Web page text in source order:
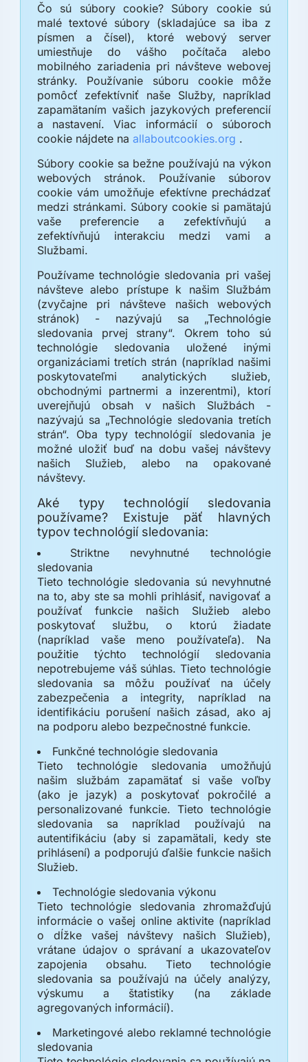
Čo sú súbory cookie? Súbory cookie sú
malé textové súbory (skladajúce sa iba z
písmen a čísel), ktoré webový server
umiestňuje do vášho počítača alebo
mobilného zariadenia pri návšteve webovej
stránky. Používanie súboru cookie môže
pomôcť zefektívniť naše Služby, napríklad
zapamätaním vašich jazykových preferencií
a nastavení. Viac informácií o súboroch
cookie nájdete na allaboutcookies.org .
Súbory cookie sa bežne používajú na výkon
webových stránok. Používanie súborov
cookie vám umožňuje efektívne prechádzať
medzi stránkami. Súbory cookie si pamätajú
vaše preferencie a zefektívňujú a
zefektívňujú interakciu medzi vami a
Službami.
Používame technológie sledovania pri vašej
návšteve alebo prístupe k našim Službám
(zvyčajne pri návšteve našich webových
stránok) - nazývajú sa „Technológie
sledovania prvej strany“. Okrem toho sú
technológie sledovania uložené inými
organizáciami tretích strán (napríklad našimi
poskytovateľmi analytických služieb,
obchodnými partnermi a inzerentmi), ktorí
uverejňujú obsah v našich Službách -
nazývajú sa „Technológie sledovania tretích
strán“. Oba typy technológií sledovania je
možné uložiť buď na dobu vašej návštevy
našich Služieb, alebo na opakované
návštevy.
Aké typy technológií sledovania
používame? Existuje päť hlavných
typov technológií sledovania:
Striktne nevyhnutné technológie
sledovania
Tieto technológie sledovania sú nevyhnutné
na to, aby ste sa mohli prihlásiť, navigovať a
používať funkcie našich Služieb alebo
poskytovať službu, o ktorú žiadate
(napríklad vaše meno používateľa). Na
použitie týchto technológií sledovania
nepotrebujeme váš súhlas. Tieto technológie
sledovania sa môžu používať na účely
zabezpečenia a integrity, napríklad na
identifikáciu porušení našich zásad, ako aj
na podporu alebo bezpečnostné funkcie.
Funkčné technológie sledovania
Tieto technológie sledovania umožňujú
našim službám zapamätať si vaše voľby
(ako je jazyk) a poskytovať pokročilé a
personalizované funkcie. Tieto technológie
sledovania sa napríklad používajú na
autentifikáciu (aby si zapamätali, kedy ste
prihlásení) a podporujú ďalšie funkcie našich
Služieb.
Technológie sledovania výkonu
Tieto technológie sledovania zhromažďujú
informácie o vašej online aktivite (napríklad
o dĺžke vašej návštevy našich Služieb),
vrátane údajov o správaní a ukazovateľov
zapojenia obsahu. Tieto technológie
sledovania sa používajú na účely analýzy,
výskumu a štatistiky (na základe
agregovaných informácií).
Marketingové alebo reklamné technológie
sledovania